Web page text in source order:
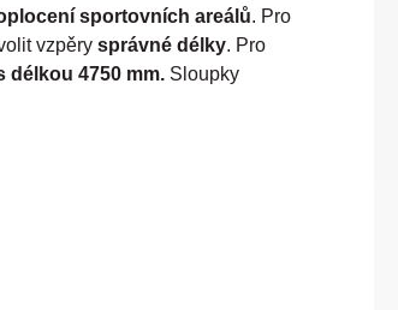
sportovních areálů. Pro
vzpěry správné délky. Pro
délkou 4750 mm. Sloupky